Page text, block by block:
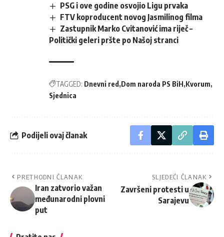
PSG i ove godine osvojio Ligu prvaka
FTV koproducent novog Jasmilinog filma
Zastupnik Marko Cvitanović ima riječ –
Politički geleri pršte po Našoj stranci
TAGGED: Dnevni red Dom naroda PS BiH Kvorum
Sjednica
Podijeli ovaj članak
PRETHODNI ČLANAK
Iran zatvorio važan
međunarodni plovni
put
SLJEDEĆI ČLANAK
Završeni protesti u
Sarajevu